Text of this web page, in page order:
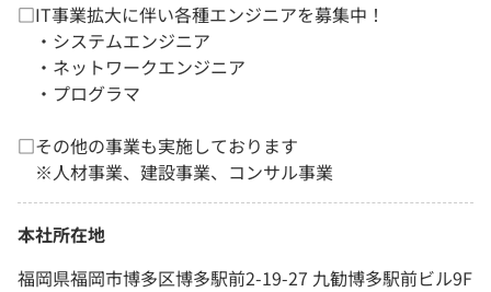
□IT事業拡大に伴い各種エンジニアを募集中！
・システムエンジニア
・ネットワークエンジニア
・プログラマ
□その他の事業も実施しております
※人材事業、建設事業、コンサル事業
本社所在地
福岡県福岡市博多区博多駅前2-19-27 九勧博多駅前ビル9F